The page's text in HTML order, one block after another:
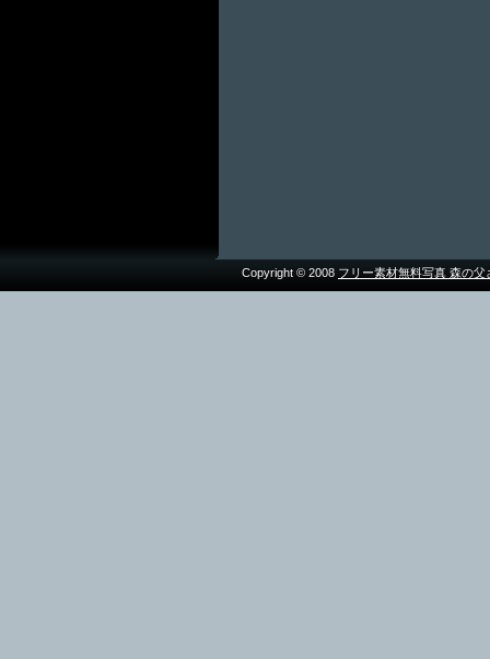
Copyright © 2008 フリー素材無料写真 森の父